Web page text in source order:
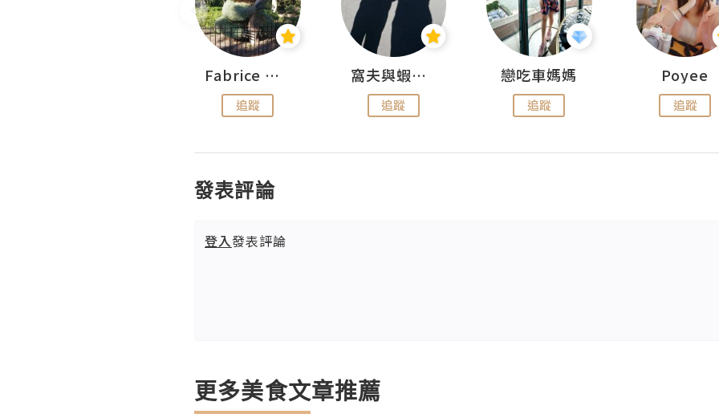
Fabrice 嚐味
追蹤
窩夫與蝦子餅
追蹤
戀吃車媽媽
追蹤
Poyee
追蹤
發表評論
登入發表評論
更多美食文章推薦